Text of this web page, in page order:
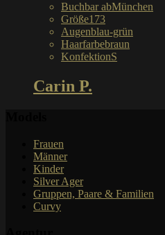
Buchbar abMünchen
Größe173
Augenblau-grün
Haarfarbebraun
KonfektionS
Carin P.
Frauen
Männer
Kinder
Silver Ager
Gruppen, Paare & Familien
Curvy